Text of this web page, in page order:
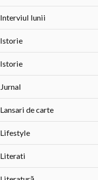
Interviul lunii
Istorie
Istorie
Jurnal
Lansari de carte
Lifestyle
Literati